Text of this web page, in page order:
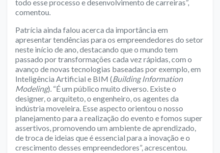
todo esse processo e desenvolvimento de carreiras”,
comentou.
Patrícia ainda falou acerca da importância em
apresentar tendências para os empreendedores do setor
neste início de ano, destacando que o mundo tem
passado por transformações cada vez rápidas, com o
avanço de novas tecnologias baseadas por exemplo, em
Inteligência Artificial e BIM (Building Information
Modeling). “É um público muito diverso. Existe o
designer, o arquiteto, o engenheiro, os agentes da
indústria moveleira. Esse aspecto orientou o nosso
planejamento para a realização do evento e fomos super
assertivos, promovendo um ambiente de aprendizado,
de troca de ideias que é essencial para a inovação e o
crescimento desses empreendedores”, acrescentou.